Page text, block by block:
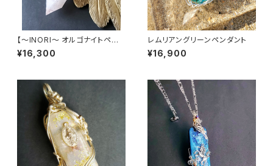
【〜INORI〜 オルゴナイトペン
ダント】
¥16,300
レムリアングリーンペンダント
¥16,900